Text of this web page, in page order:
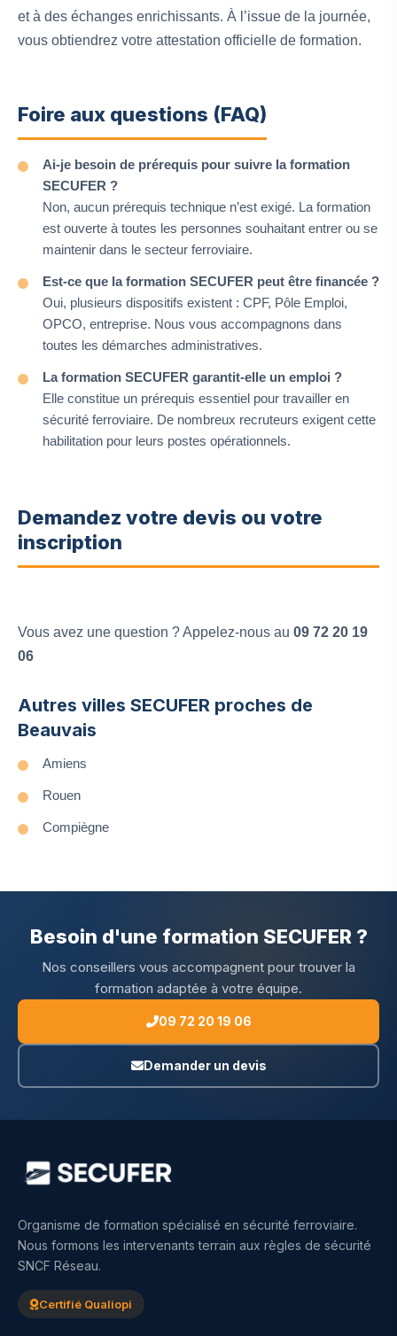
et à des échanges enrichissants. À l’issue de la journée,
vous obtiendrez votre attestation officielle de formation.
Foire aux questions (FAQ)
Ai-je besoin de prérequis pour suivre la formation
SECUFER ?
Non, aucun prérequis technique n’est exigé. La formation
est ouverte à toutes les personnes souhaitant entrer ou se
maintenir dans le secteur ferroviaire.
Est-ce que la formation SECUFER peut être financée ?
Oui, plusieurs dispositifs existent : CPF, Pôle Emploi,
OPCO, entreprise. Nous vous accompagnons dans
toutes les démarches administratives.
La formation SECUFER garantit-elle un emploi ?
Elle constitue un prérequis essentiel pour travailler en
sécurité ferroviaire. De nombreux recruteurs exigent cette
habilitation pour leurs postes opérationnels.
Demandez votre devis ou votre
inscription
Vous avez une question ? Appelez-nous au 09 72 20 19
06
Autres villes SECUFER proches de
Beauvais
Amiens
Rouen
Compiègne
Besoin d'une formation SECUFER ?
Nos conseillers vous accompagnent pour trouver la
formation adaptée à votre équipe.
09 72 20 19 06
Demander un devis
Organisme de formation spécialisé en sécurité ferroviaire.
Nous formons les intervenants terrain aux règles de sécurité
SNCF Réseau.
Certifié Qualiopi